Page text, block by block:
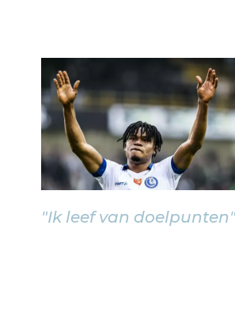
"Ik leef van doelpunten"